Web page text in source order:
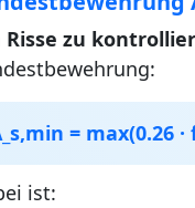
Risse zu
= max(0.26 ·
ist: